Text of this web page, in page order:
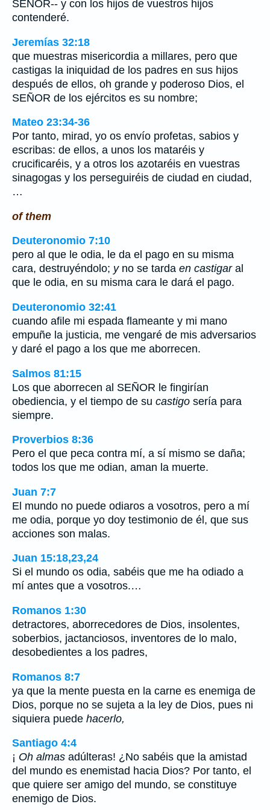
SEÑOR-- y con los hijos de vuestros hijos
contenderé.
Jeremías 32:18
que muestras misericordia a millares, pero que
castigas la iniquidad de los padres en sus hijos
después de ellos, oh grande y poderoso Dios, el
SEÑOR de los ejércitos es su nombre;
Mateo 23:34-36
Por tanto, mirad, yo os envío profetas, sabios y
escribas: de ellos, a unos los mataréis y
crucificaréis, y a otros los azotaréis en vuestras
sinagogas y los perseguiréis de ciudad en ciudad,
…
of them
Deuteronomio 7:10
pero al que le odia, le da el pago en su misma
cara, destruyéndolo; yno se tarda en castigaral
que le odia, en su misma cara le dará el pago.
Deuteronomio 32:41
cuando afile mi espada flameante y mi mano
empuñe la justicia, me vengaré de mis adversarios
y daré el pago a los que me aborrecen.
Salmos 81:15
Los que aborrecen al SEÑOR le fingirían
obediencia, y el tiempo de su castigo sería para
siempre.
Proverbios 8:36
Pero el que peca contra mí, a sí mismo se daña;
todos los que me odian, aman la muerte.
Juan 7:7
El mundo no puede odiaros a vosotros, pero a mí
me odia, porque yo doy testimonio de él, que sus
acciones son malas.
Juan 15:18,23,24
Si el mundo os odia, sabéis que me ha odiado a
mí antes que a vosotros.…
Romanos 1:30
detractores, aborrecedores de Dios, insolentes,
soberbios, jactanciosos, inventores de lo malo,
desobedientes a los padres,
Romanos 8:7
ya que la mente puesta en la carne es enemiga de
Dios, porque no se sujeta a la ley de Dios, pues ni
siquiera puede hacerlo,
Santiago 4:4
¡ Oh almas adúlteras! ¿No sabéis que la amistad
del mundo es enemistad hacia Dios? Por tanto, el
que quiere ser amigo del mundo, se constituye
enemigo de Dios.